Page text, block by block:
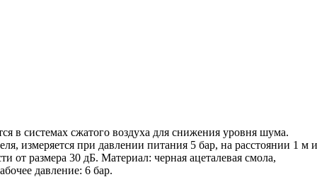
в системах сжатого воздуха для снижения уровня шума.
измеряется при давлении питания 5 бар, на расстоянии 1 м
от размера 30 дБ. Материал: черная ацеталевая смола,
давление: 6 бар.